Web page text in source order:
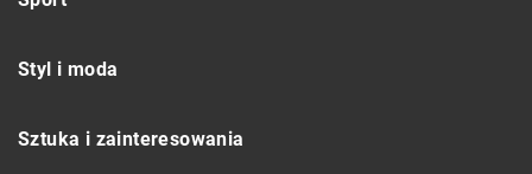
Styl i moda
Sztuka i zainteresowania